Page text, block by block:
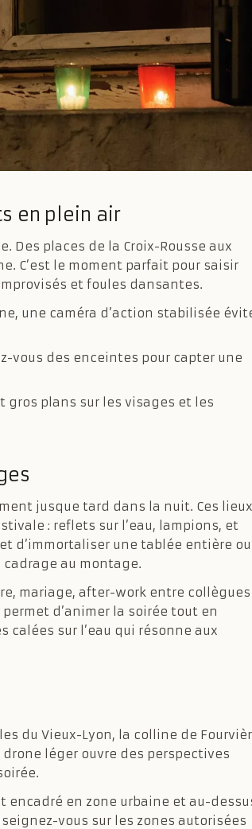
en plein air
Des places de la Croix-Rousse aux
C’est le moment parfait pour saisir
et foules dansantes.
une caméra d’action stabilisée
vous des enceintes pour capter une
gros plans sur les visages et les
jusque tard dans la nuit. Ces lieux
: reflets sur l’eau, lampions, et
d’immortaliser une tablée entière ou
au montage.
mariage, after-work entre collègues
d’animer la soirée tout en
calées sur l’eau qui résonne aux
du Vieux-Lyon, la colline de
léger ouvre des perspectives
en zone urbaine et au-
vous sur les zones autorisées